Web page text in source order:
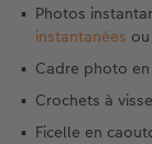
Photos
instantanées ou
Cadre photo
Crochets à
Ficelle en